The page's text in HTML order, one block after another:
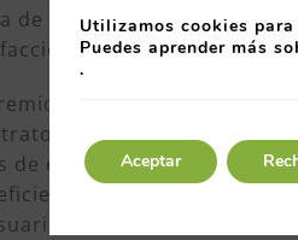
de calefacción y
Saneamiento y/o
una
de servicios
energía, entre las que
en todo momento,
Utilizamos cookies
Puedes aprender más
.
Aceptar